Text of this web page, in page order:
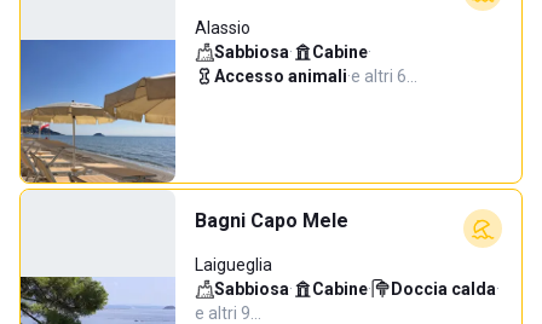
Alassio
Sabbiosa· Cabine·
Accesso animali·e altri 6…
Bagni Capo Mele
Laigueglia
Sabbiosa· Cabine· Doccia calda·
e altri 9…